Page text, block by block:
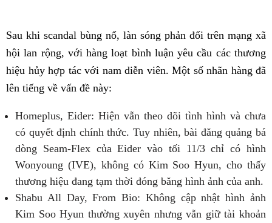
Sau khi scandal bùng nổ, làn sóng phản đối trên mạng xã
hội lan rộng, với hàng loạt bình luận yêu cầu các thương
hiệu hủy hợp tác với nam diễn viên. Một số nhãn hàng đã
lên tiếng về vấn đề này:
Homeplus, Eider: Hiện vẫn theo dõi tình hình và chưa
có quyết định chính thức. Tuy nhiên, bài đăng quảng bá
dòng Seam-Flex của Eider vào tối 11/3 chỉ có hình
Wonyoung (IVE), không có Kim Soo Hyun, cho thấy
thương hiệu đang tạm thời đóng băng hình ảnh của anh.
Shabu All Day, From Bio: Không cập nhật hình ảnh
Kim Soo Hyun thường xuyên nhưng vẫn giữ tài khoản